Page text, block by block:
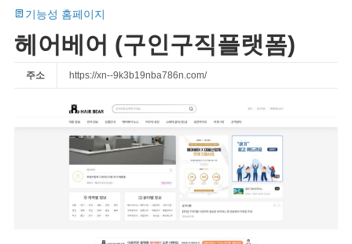
기능성 홈페이지
헤어베어 (구인구직플랫폼)
주소 https://xn--9k3b19nba786n.com/